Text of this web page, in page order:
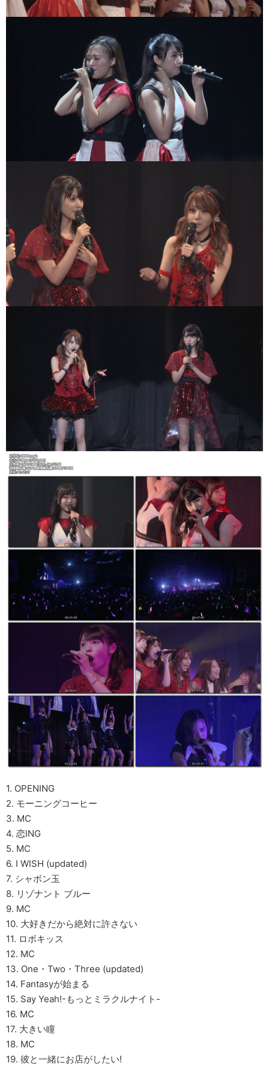
1. OPENING
2. モーニングコーヒー
3. MC
4. 恋ING
5. MC
6. I WISH (updated)
7. シャボン玉
8. リゾナント ブルー
9. MC
10. 大好きだから絶対に許さない
11. ロボキッス
12. MC
13. One・Two・Three (updated)
14. Fantasyが始まる
15. Say Yeah!-もっとミラクルナイト-
16. MC
17. 大きい瞳
18. MC
19. 彼と一緒にお店がしたい!